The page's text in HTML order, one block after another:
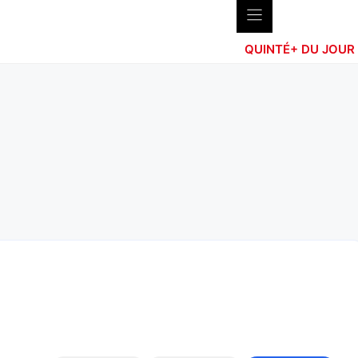
QUINTÉ+ DU JOUR